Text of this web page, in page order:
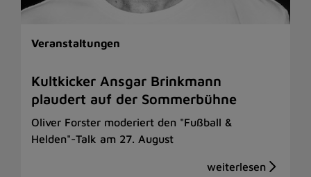
Veranstaltungen
Kultkicker Ansgar Brinkmann
plaudert auf der Sommerbühne
Oliver Forster moderiert den "Fußball &
Helden"-Talk am 27. August